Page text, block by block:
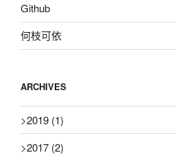
Github
何枝可依
ARCHIVES
>2019 (1)
>2017 (2)